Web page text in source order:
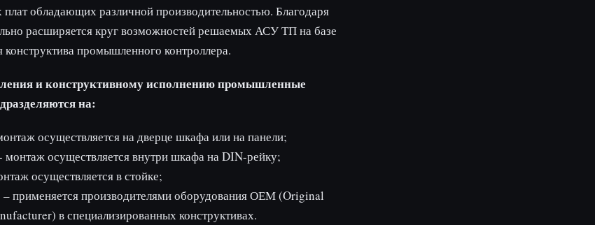
обладающих различной производительностью. Благодаря
расширяется круг возможностей решаемых АСУ ТП на базе
промышленного контроллера.
и конструктивному исполнению промышленные
на:
осуществляется на дверце шкафа или на панели;
осуществляется внутри шкафа на DIN-рейку;
осуществляется в стойке;
– применяется производителями оборудования ОЕМ (Original
в специализированных конструктивах.